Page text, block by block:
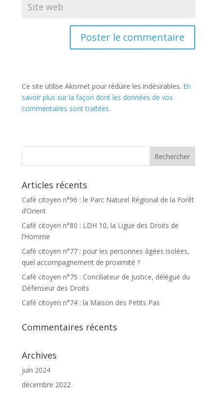
Ce site utilise Akismet pour réduire les indésirables. En
savoir plus sur la façon dont les données de vos
commentaires sont traitées.
Articles récents
Café citoyen n°96 : le Parc Naturel Régional de la Forêt
d’Orient
Café citoyen n°80 : LDH 10, la Ligue des Droits de
l’Homme
Café citoyen n°77 : pour les personnes âgées isolées,
quel accompagnement de proximité ?
Café citoyen n°75 : Conciliateur de Justice, délégué du
Défenseur des Droits
Café citoyen n°74 : la Maison des Petits Pas
Commentaires récents
Archives
juin 2024
décembre 2022